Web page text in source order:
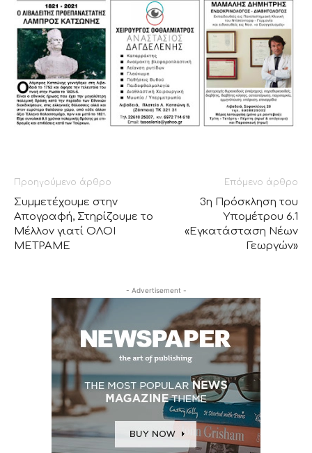
Προηγούμενο άρθρο
Συμμετέχουμε στην
Απογραφή, Στηρίζουμε το
Μέλλον γιατί ΟΛΟΙ
ΜΕΤΡΑΜΕ
Επόμενο άρθρο
3η Πρόσκληση του
Υπομέτρου 6.1
«Εγκατάσταση Νέων
Γεωργών»
- Advertisement -